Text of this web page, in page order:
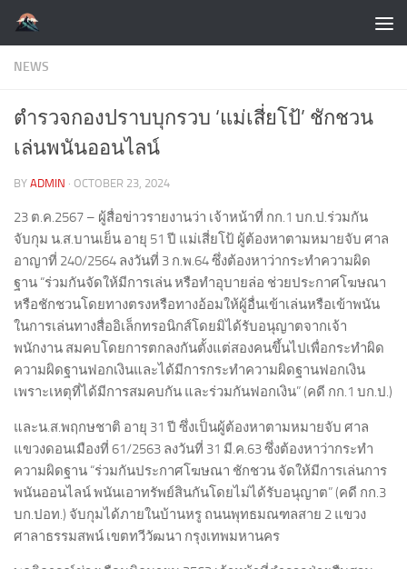
Skip to content
NEWS
ตำรวจกองปราบบุกรวบ ‘แม่เสี่ยโป้’ ชักชวน
เล่นพนันออนไลน์
BY ADMIN · OCTOBER 23, 2024
23 ต.ค.2567 – ผู้สื่อข่าวรายงานว่า เจ้าหน้าที่ กก.1 บก.ป.ร่วมกัน
จับกุม น.ส.บานเย็น อายุ 51 ปี แม่เสี่ยโป้ ผู้ต้องหาตามหมายจับ ศาล
อาญาที่ 240/2564 ลงวันที่ 3 ก.พ.64 ซึ่งต้องหาว่ากระทำความผิด
ฐาน “ร่วมกันจัดให้มีการเล่น หรือทำอุบายล่อ ช่วยประกาศโฆษณา
หรือชักชวนโดยทางตรงหรือทางอ้อมให้ผู้อื่นเข้าเล่นหรือเข้าพนัน
ในการเล่นทางสื่ออิเล็กทรอนิกส์โดยมิได้รับอนุญาตจากเจ้า
พนักงาน สมคบโดยการตกลงกันตั้งแต่สองคนขึ้นไปเพื่อกระทำผิด
ความผิดฐานฟอกเงินและได้มีการกระทำความผิดฐานฟอกเงิน
เพราะเหตุที่ได้มีการสมคบกัน และร่วมกันฟอกเงิน” (คดี กก.1 บก.ป.)
และน.ส.พฤกษชาติ อายุ 31 ปี ซึ่งเป็นผู้ต้องหาตามหมายจับ ศาล
แขวงดอนเมืองที่ 61/2563 ลงวันที่ 31 มี.ค.63 ซึ่งต้องหาว่ากระทำ
ความผิดฐาน “ร่วมกันประกาศโฆษณา ชักชวน จัดให้มีการเล่นการ
พนันออนไลน์ พนันเอาทรัพย์สินกันโดยไม่ได้รับอนุญาต” (คดี กก.3
บก.ปอท.) จับกุมได้ภายในบ้านหรู ถนนพุทธมณฑลสาย 2 แขวง
ศาลาธรรมสพน์ เขตทวีวัฒนา กรุงเทพมหานคร